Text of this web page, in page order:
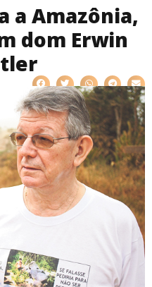
a Amazônia,
dom Erwin